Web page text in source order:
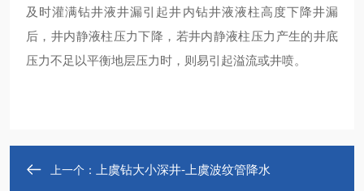
及时灌满钻井液井漏引起井内钻井液液柱高度下降井漏
后，井内静液柱压力下降，若井内静液柱压力产生的井底
压力不足以平衡地层压力时，则易引起溢流或井喷。
上一个： 上虞钻大小深井-上虞波纹管降水